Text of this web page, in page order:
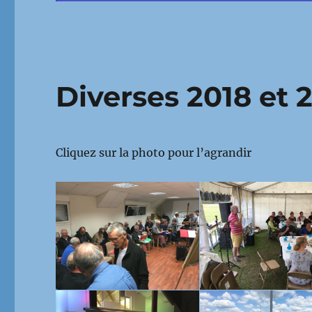
Diverses 2018 et
Cliquez sur la photo pour l’agrandir